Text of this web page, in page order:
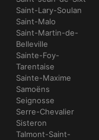
Saint-Lary-Soulan
Saint-Malo
Saint-Martin-de-
Belleville
Sainte-Foy-
Tarentaise
Sainte-Maxime
Samoëns
Seignosse
Serre-Chevalier
Sisteron
Talmont-Saint-